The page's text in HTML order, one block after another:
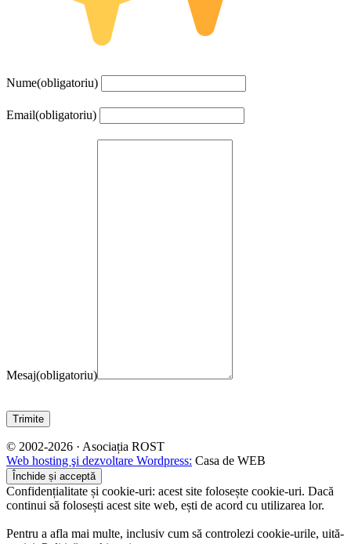
Nume(obligatoriu)
Email(obligatoriu)
Mesaj(obligatoriu)
Trimite
© 2002-2026 · Asociația ROST
Web hosting şi dezvoltare Wordpress: Casa de WEB
Confidențialitate și cookie-uri: acest site folosește cookie-uri. Dacă
continui să folosești acest site web, ești de acord cu utilizarea lor.
Pentru a afla mai multe, inclusiv cum să controlezi cookie-urile, uită-